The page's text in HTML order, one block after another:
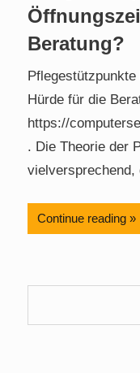
Beratung?
Hürde für die
https://
. Die Theorie der
vielversprechend,
Continue reading